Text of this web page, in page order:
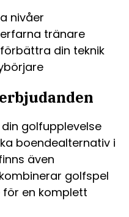
nivåer
tränare
din teknik
golfupplevelse
boendealternativ i
även
golfspel
för en komplett